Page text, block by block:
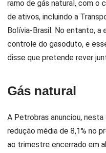
ramo de gás natural, com o
de ativos, incluindo a
Bolívia-Brasil. No entanto, a
controle do gasoduto, e
disse que pretende rever
Gás natural
A Petrobras anunciou,
redução média de 8,1% no
ao trimestre encerrado em